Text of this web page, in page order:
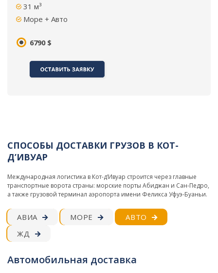
31 м³
Море + Авто
6790 $
СПОСОБЫ ДОСТАВКИ ГРУЗОВ В КОТ-
Д’ИВУАР
Международная логистика в Кот-д’Ивуар строится через главные
транспортные ворота страны: морские порты Абиджан и Сан-Педро,
а также грузовой терминал аэропорта имени Феликса Уфуэ-Буаньи.
АВИА МОРЕ
АВТО
ЖД
Автомобильная доставка